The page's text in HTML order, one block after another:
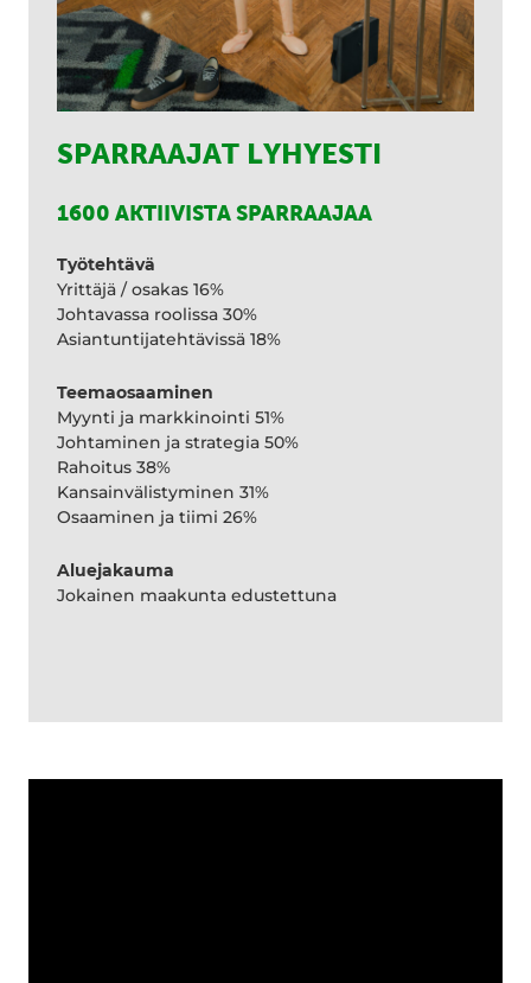
SPARRAAJAT LYHYESTI
1600 AKTIIVISTA SPARRAAJAA
Työtehtävä
Yrittäjä / osakas 16%
Johtavassa roolissa 30%
Asiantuntijatehtävissä 18%
Teemaosaaminen
Myynti ja markkinointi 51%
Johtaminen ja strategia 50%
Rahoitus 38%
Kansainvälistyminen 31%
Osaaminen ja tiimi 26%
Aluejakauma
Jokainen maakunta edustettuna